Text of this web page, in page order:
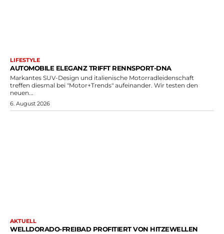
LIFESTYLE
AUTOMOBILE ELEGANZ TRIFFT RENNSPORT-DNA
Markantes SUV-Design und italienische Motorradleidenschaft
treffen diesmal bei "Motor+Trends" aufeinander. Wir testen den
neuen...
6. August 2026
AKTUELL
WELLDORADO-FREIBAD PROFITIERT VON HITZEWELLEN